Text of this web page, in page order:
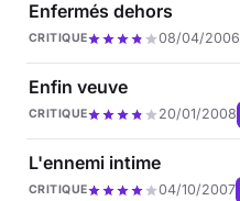
Enfermés dehors
CRITIQUE 08/04/2006
Enfin veuve
CRITIQUE 20/01/2008
L'ennemi intime
CRITIQUE 04/10/2007